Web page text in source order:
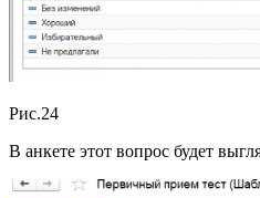
Рис.24
В анкете этот вопрос будет